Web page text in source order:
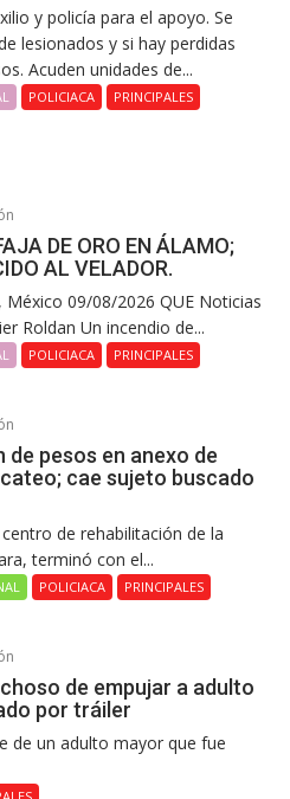
y policía para el apoyo. Se
lesionados y si hay perdidas
Acuden unidades de...
POLICIACA
PRINCIPALES
DE ORO EN ÁLAMO;
AL VELADOR.
09/08/2026 QUE Noticias
Roldan Un incendio de...
POLICIACA PRINCIPALES
de pesos en anexo de
cae sujeto buscado
de rehabilitación de la
terminó con el...
POLICIACA PRINCIPALES
de empujar a adulto
por tráiler
de un adulto mayor que fue